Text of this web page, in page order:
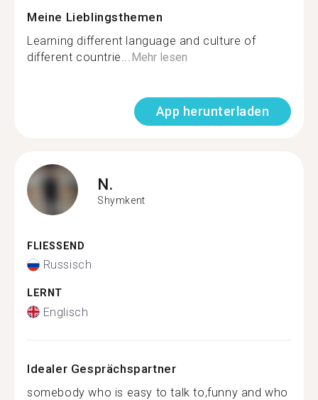
Meine Lieblingsthemen
Learning different language and culture of
different countrie... Mehr lesen
App herunterladen
N.
Shymkent
FLIESSEND
Russisch
LERNT
Englisch
Idealer Gesprächspartner
somebody who is easy to talk to,funny and who